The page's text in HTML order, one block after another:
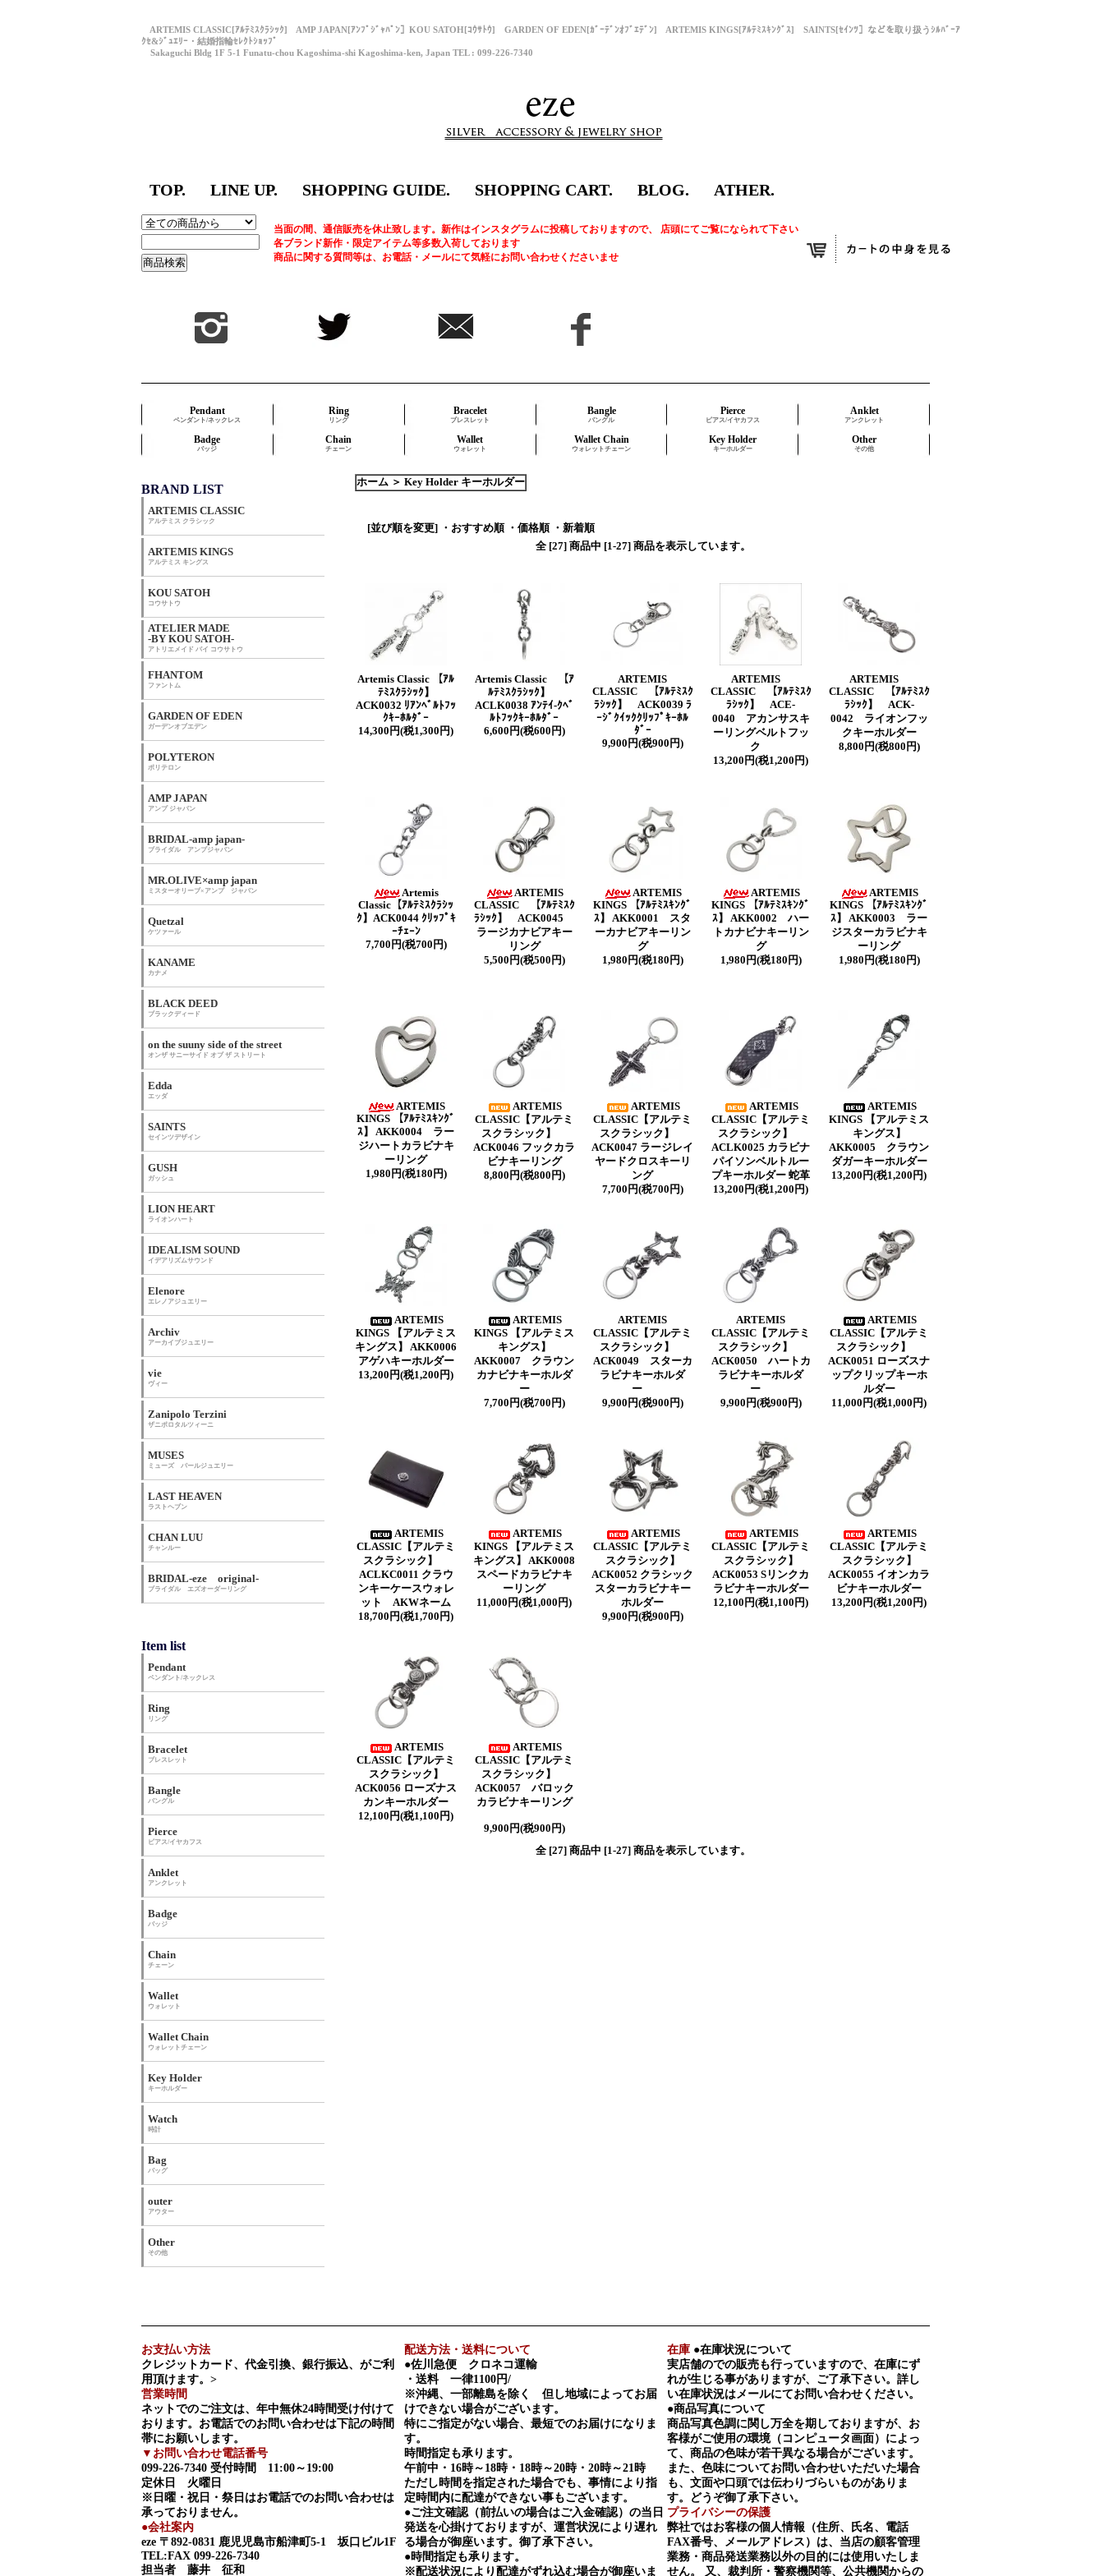
ARTEMIS CLASSIC[ｱﾙﾃﾐｽｸﾗｼｯｸ] AMP JAPAN[ｱﾝﾌﾟｼﾞｬﾊﾟﾝ］KOU SATOH[ｺｳｻﾄｳ] GARDEN OF EDEN[ｶﾞｰﾃﾞﾝｵﾌﾞｴﾃﾞﾝ] ARTEMIS KINGS[ｱﾙﾃﾐｽｷﾝｸﾞｽ] SAINTS[ｾｲﾝﾂ］などを取り扱うｼﾙﾊﾞｰｱ
ｸｾ&ｼﾞｭｴﾘｰ・結婚指輪ｾﾚｸﾄｼｮｯﾌﾟ
Sakaguchi Bldg 1F 5-1 Funatu-chou Kagoshima-shi Kagoshima-ken, Japan TEL : 099-226-7340
TOP. LINE UP. SHOPPING GUIDE. SHOPPING CART. BLOG. ATHER.
当面の間、通信販売を休止致します。新作はインスタグラムに投稿しておりますので、 店頭にてご覧になられて下さい
各ブランド新作・限定アイテム等多数入荷しております
商品に関する質問等は、お電話・メールにて気軽にお問い合わせくださいませ
Pendant
ペンダント/ネックレス
Ring
リング
Bracelet
ブレスレット
Bangle
バングル
Pierce
ピアス/イヤカフス
Anklet
アンクレット
Badge
バッジ
Chain
チェーン
Wallet
ウォレット
Wallet Chain
ウォレットチェーン
Key Holder
キーホルダー
Other
その他
ホーム ＞ Key Holder キーホルダー
[並び順を変更] ・おすすめ順 ・価格順 ・新着順
全 [27] 商品中 [1-27] 商品を表示しています。
Artemis Classic 【ｱﾙ
ﾃﾐｽｸﾗｼｯｸ】
ACK0032 ﾘｱﾝﾍﾞﾙﾄﾌｯ
ｸｷｰﾎﾙﾀﾞｰ
14,300円(税1,300円)
Artemis Classic 【ｱ
ﾙﾃﾐｽｸﾗｼｯｸ】
ACLK0038 ｱﾝﾃｲ-ｸﾍﾞ
ﾙﾄﾌｯｸｷｰﾎﾙﾀﾞｰ
6,600円(税600円)
ARTEMIS
CLASSIC 【ｱﾙﾃﾐｽｸ
ﾗｼｯｸ】 ACK0039 ﾗ
ｰｼﾞｸｲｯｸｸﾘｯﾌﾟｷｰﾎﾙ
ﾀﾞｰ
9,900円(税900円)
ARTEMIS
CLASSIC 【ｱﾙﾃﾐｽｸ
ﾗｼｯｸ】 ACE-
0040 アカンサスキ
ーリングベルトフッ
ク
13,200円(税1,200円)
ARTEMIS
CLASSIC 【ｱﾙﾃﾐｽｸ
ﾗｼｯｸ】 ACK-
0042 ライオンフッ
クキーホルダー
8,800円(税800円)
Artemis
Classic【ｱﾙﾃﾐｽｸﾗｼｯ
ｸ】ACK0044 ｸﾘｯﾌﾟｷ
ｰﾁｪｰﾝ
7,700円(税700円)
ARTEMIS
CLASSIC 【ｱﾙﾃﾐｽｸ
ﾗｼｯｸ】 ACK0045
ラージカナビアキー
リング
5,500円(税500円)
ARTEMIS
KINGS 【ｱﾙﾃﾐｽｷﾝｸﾞ
ｽ】 AKK0001 スタ
ーカナビアキーリン
グ
1,980円(税180円)
ARTEMIS
KINGS 【ｱﾙﾃﾐｽｷﾝｸﾞ
ｽ】 AKK0002 ハー
トカナビナキーリン
グ
1,980円(税180円)
ARTEMIS
KINGS 【ｱﾙﾃﾐｽｷﾝｸﾞ
ｽ】 AKK0003 ラー
ジスターカラビナキ
ーリング
1,980円(税180円)
ARTEMIS
KINGS 【ｱﾙﾃﾐｽｷﾝｸﾞ
ｽ】 AKK0004 ラー
ジハートカラビナキ
ーリング
1,980円(税180円)
ARTEMIS
CLASSIC【アルテミ
スクラシック】
ACK0046 フックカラ
ビナキーリング
8,800円(税800円)
ARTEMIS
CLASSIC【アルテミ
スクラシック】
ACK0047 ラージレイ
ヤードクロスキーリ
ング
7,700円(税700円)
ARTEMIS
CLASSIC【アルテミ
スクラシック】
ACLK0025 カラビナ
パイソンベルトルー
プキーホルダー 蛇革
13,200円(税1,200円)
ARTEMIS
KINGS 【アルテミス
キングス】
AKK0005 クラウン
ダガーキーホルダー
13,200円(税1,200円)
ARTEMIS
KINGS 【アルテミス
キングス】 AKK0006
アゲハキーホルダー
13,200円(税1,200円)
ARTEMIS
KINGS 【アルテミス
キングス】
AKK0007 クラウン
カナビナキーホルダ
ー
7,700円(税700円)
ARTEMIS
CLASSIC【アルテミ
スクラシック】
ACK0049 スターカ
ラビナキーホルダ
ー
9,900円(税900円)
ARTEMIS
CLASSIC【アルテミ
スクラシック】
ACK0050 ハートカ
ラビナキーホルダ
ー
9,900円(税900円)
ARTEMIS
CLASSIC【アルテミ
スクラシック】
ACK0051 ローズスナ
ップクリップキーホ
ルダー
11,000円(税1,000円)
ARTEMIS
CLASSIC【アルテミ
スクラシック】
ACLKC0011 クラウ
ンキーケースウォレ
ット AKWネーム
18,700円(税1,700円)
ARTEMIS
KINGS 【アルテミス
キングス】 AKK0008
スペードカラビナキ
ーリング
11,000円(税1,000円)
ARTEMIS
CLASSIC【アルテミ
スクラシック】
ACK0052 クラシック
スターカラビナキー
ホルダー
9,900円(税900円)
ARTEMIS
CLASSIC【アルテミ
スクラシック】
ACK0053 Sリンクカ
ラビナキーホルダー
12,100円(税1,100円)
ARTEMIS
CLASSIC【アルテミ
スクラシック】
ACK0055 イオンカラ
ビナキーホルダー
13,200円(税1,200円)
ARTEMIS
CLASSIC【アルテミ
スクラシック】
ACK0056 ローズナス
カンキーホルダー
12,100円(税1,100円)
ARTEMIS
CLASSIC【アルテミ
スクラシック】
ACK0057 バロック
カラビナキーリング
9,900円(税900円)
全 [27] 商品中 [1-27] 商品を表示しています。
BRAND LIST
ARTEMIS CLASSIC
アルテミス クラシック
ARTEMIS KINGS
アルテミス キングス
KOU SATOH
コウサトウ
ATELIER MADE
-BY KOU SATOH-
アトリエメイド バイ コウサトウ
FHANTOM
ファントム
GARDEN OF EDEN
ガーデンオブエデン
POLYTERON
ポリテロン
AMP JAPAN
アンプ ジャパン
BRIDAL-amp japan-
ブライダル アンプジャパン
MR.OLIVE×amp japan
ミスターオリーブ×アンプ ジャパン
Quetzal
ケツァール
KANAME
カナメ
BLACK DEED
ブラックディード
on the suuny side of the street
オンザ サニーサイド オブ ザ ストリート
Edda
エッダ
SAINTS
セインツデザイン
GUSH
ガッシュ
LION HEART
ライオンハート
IDEALISM SOUND
イデアリズムサウンド
Elenore
エレノアジュエリー
Archiv
アーカイブジュエリー
vie
ヴィー
Zanipolo Terzini
ザニポロタルツィーニ
MUSES
ミューズ パールジュエリー
LAST HEAVEN
ラストヘブン
CHAN LUU
チャンルー
BRIDAL-eze original-
ブライダル エズオーダーリング
Item list
Pendant
ペンダント/ネックレス
Ring
リング
Bracelet
ブレスレット
Bangle
バングル
Pierce
ピアス/イヤカフス
Anklet
アンクレット
Badge
バッジ
Chain
チェーン
Wallet
ウォレット
Wallet Chain
ウォレットチェーン
Key Holder
キーホルダー
Watch
時計
Bag
バッグ
outer
アウター
Other
その他
お支払い方法
クレジットカード、代金引換、銀行振込、がご利
用頂けます。>
営業時間
ネットでのご注文は、年中無休24時間受け付けて
おります。お電話でのお問い合わせは下記の時間
帯にお願いします。
▼お問い合わせ電話番号
099-226-7340 受付時間 11:00～19:00
定休日 火曜日
※日曜・祝日・祭日はお電話でのお問い合わせは
承っておりません。
●会社案内
eze 〒892-0831 鹿児児島市船津町5-1 坂口ビル1F
TEL:FAX 099-226-7340
担当者 藤井 征和
配送方法・送料について
●佐川急便 クロネコ運輸
・送料 一律1100円/
※沖縄、一部離島を除く 但し地域によってお届
けできない場合がございます。
特にご指定がない場合、最短でのお届けになりま
す。
時間指定も承ります。
午前中・16時～18時・18時～20時・20時～21時
ただし時間を指定された場合でも、事情により指
定時間内に配達ができない事もございます。
●ご注文確認（前払いの場合はご入金確認）の当日
発送を心掛けておりますが、運営状況により遅れ
る場合が御座います。御了承下さい。
●時間指定も承ります。
※配送状況により配達がずれ込む場合が御座いま
在庫 ●在庫状況について
実店舗のでの販売も行っていますので、在庫にず
れが生じる事がありますが、ご了承下さい。詳し
い在庫状況はメールにてお問い合わせください。
●商品写真について
商品写真色調に関し万全を期しておりますが、お
客様がご使用の環境（コンピュータ画面）によっ
て、商品の色味が若干異なる場合がございます。
また、色味についてお問い合わせいただいた場合
も、文面や口頭では伝わりづらいものがありま
す。どうぞ御了承下さい。
プライバシーの保護
弊社ではお客様の個人情報（住所、氏名、電話
FAX番号、メールアドレス）は、当店の顧客管理
業務・商品発送業務以外の目的には使用いたしま
せん。 又、裁判所・警察機関等、公共機関からの